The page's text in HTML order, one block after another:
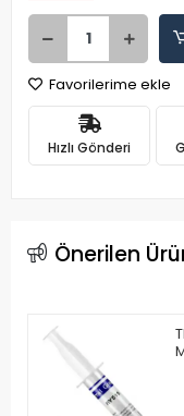
Favorilerime ekle
Hızlı Gönderi
Önerilen